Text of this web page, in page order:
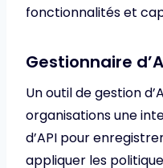
fonctionnalités et
Gestionnaire
Un outil de gestion
organisations une
d’API pour
appliquer les